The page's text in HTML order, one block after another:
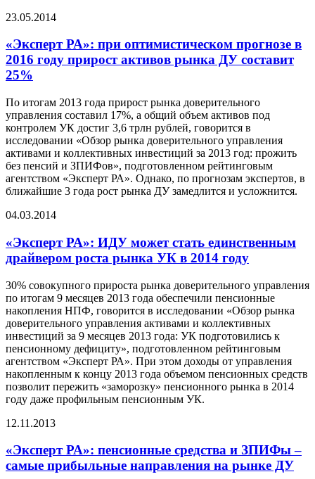
23.05.2014
«Эксперт РА»: при оптимистическом прогнозе в
2016 году прирост активов рынка ДУ составит
25%
По итогам 2013 года прирост рынка доверительного
управления составил 17%, а общий объем активов под
контролем УК достиг 3,6 трлн рублей, говорится в
исследовании «Обзор рынка доверительного управления
активами и коллективных инвестиций за 2013 год: прожить
без пенсий и ЗПИФов», подготовленном рейтинговым
агентством «Эксперт РА». Однако, по прогнозам экспертов, в
ближайшие 3 года рост рынка ДУ замедлится и усложнится.
04.03.2014
«Эксперт РА»: ИДУ может стать единственным
драйвером роста рынка УК в 2014 году
30% совокупного прироста рынка доверительного управления
по итогам 9 месяцев 2013 года обеспечили пенсионные
накопления НПФ, говорится в исследовании «Обзор рынка
доверительного управления активами и коллективных
инвестиций за 9 месяцев 2013 года: УК подготовились к
пенсионному дефициту», подготовленном рейтинговым
агентством «Эксперт РА». При этом доходы от управления
накопленным к концу 2013 года объемом пенсионных средств
позволит пережить «заморозку» пенсионного рынка в 2014
году даже профильным пенсионным УК.
12.11.2013
«Эксперт РА»: пенсионные средства и ЗПИФы –
самые прибыльные направления на рынке ДУ